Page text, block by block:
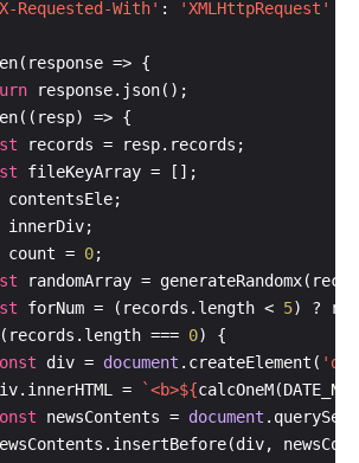
Requested-With' :
'XMLHttpRequest'
count = 0
forNum = (records.length < 5) ?
(records.length === 0
div = document .createElement(
=
`<b>${
newsContents = document